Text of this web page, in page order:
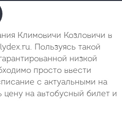
Климовичи Козловичи в
Пользуясь такой
низкой
просто ввести
с актуальными на
на автобусный билет и